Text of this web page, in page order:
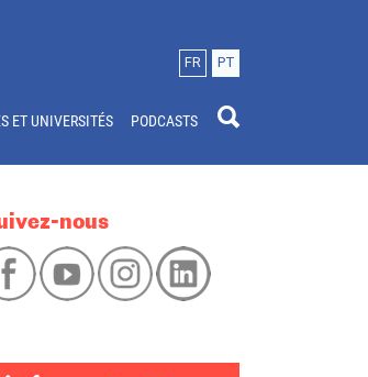
FR PT
ET UNIVERSITÉS PODCASTS
nous